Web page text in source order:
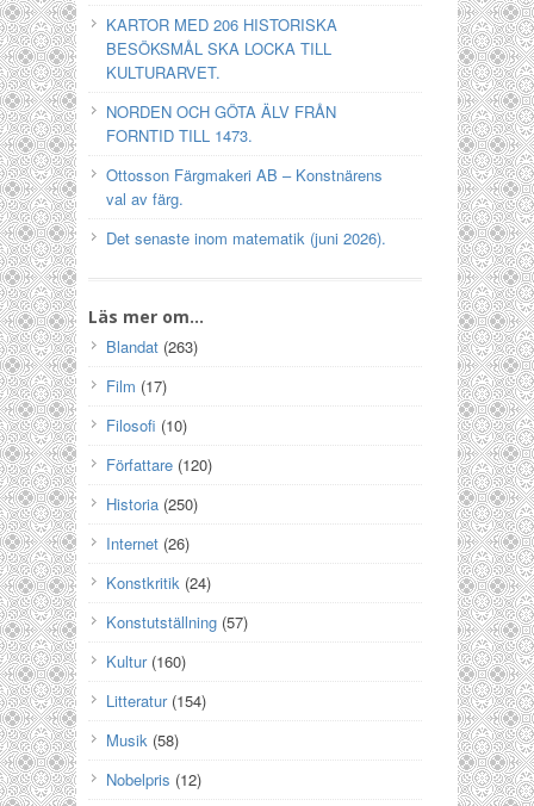
KARTOR MED 206 HISTORISKA
BESÖKSMÅL SKA LOCKA TILL
KULTURARVET.
NORDEN OCH GÖTA ÄLV FRÅN
FORNTID TILL 1473.
Ottosson Färgmakeri AB – Konstnärens
val av färg.
Det senaste inom matematik (juni 2026).
Läs mer om…
Blandat (263)
Film (17)
Filosofi (10)
Författare (120)
Historia (250)
Internet (26)
Konstkritik (24)
Konstutställning (57)
Kultur(160)
Litteratur(154)
Musik (58)
Nobelpris (12)